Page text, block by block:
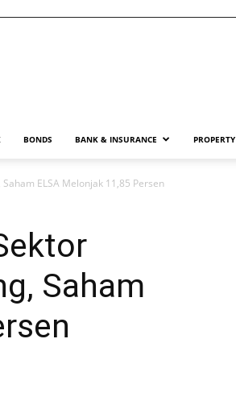
BONDS BANK & INSURANCE PROPERTY
ELSA Melonjak 11,85 Persen
Saham